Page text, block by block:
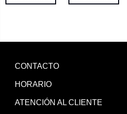
CONTACTO
HORARIO
ATENCIÓN AL CLIENTE